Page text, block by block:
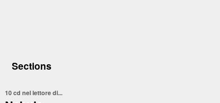
Sections
10 cd nel lettore di...